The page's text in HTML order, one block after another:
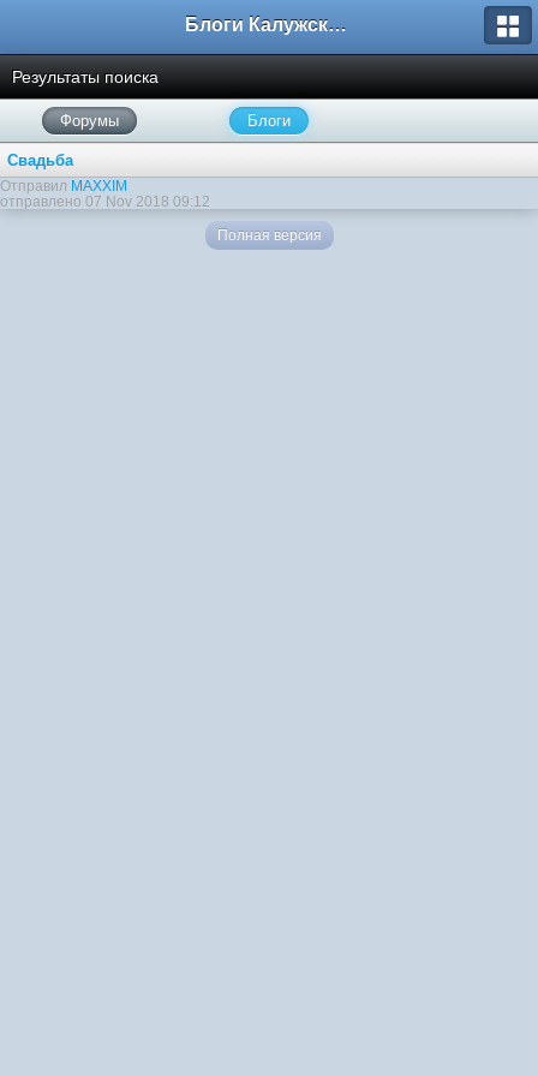
Блоги Калужского перекрестка
Результаты поиска
Форумы Блоги
Свадьба
Отправил MAXXIM
отправлено 07 Nov 2018 09:12
Полная версия